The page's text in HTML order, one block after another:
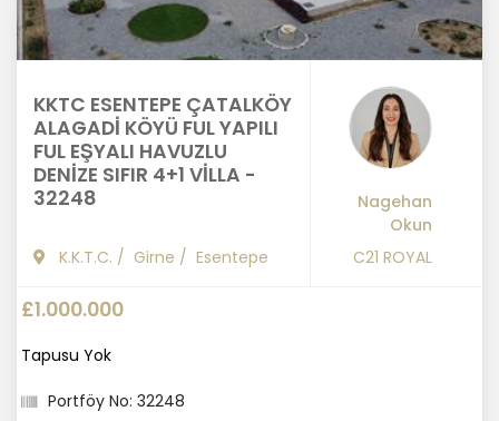
KKTC ESENTEPE ÇATALKÖY
ALAGADİ KÖYÜ FUL YAPILI
FUL EŞYALI HAVUZLU
DENİZE SIFIR 4+1 VİLLA -
32248
K.K.T.C. / Girne / Esentepe
Nagehan
Okun
C21 ROYAL
£1.000.000
Tapusu Yok
Portföy No: 32248